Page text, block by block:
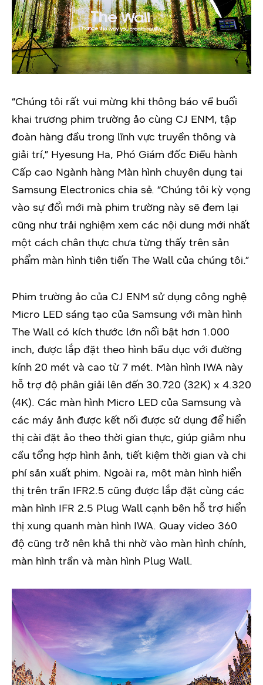
“Chúng tôi rất vui mừng khi thông báo về buổi
khai trương phim trường ảo cùng CJ ENM, tập
đoàn hàng đầu trong lĩnh vực truyền thông và
giải trí,” Hyesung Ha, Phó Giám đốc Điều hành
Cấp cao Ngành hàng Màn hình chuyên dụng tại
Samsung Electronics chia sẻ. “Chúng tôi kỳ vọng
vào sự đổi mới mà phim trường này sẽ đem lại
cũng như trải nghiệm xem các nội dung mới nhất
một cách chân thực chưa từng thấy trên sản
phẩm màn hình tiên tiến The Wall của chúng tôi.”
Phim trường ảo của CJ ENM sử dụng công nghệ
Micro LED sáng tạo của Samsung với màn hình
The Wall có kích thước lớn nổi bật hơn 1.000
inch, được lắp đặt theo hình bầu dục với đường
kính 20 mét và cao từ 7 mét. Màn hình IWA này
hỗ trợ độ phân giải lên đến 30.720 (32K) x 4.320
(4K). Các màn hình Micro LED của Samsung và
các máy ảnh được kết nối được sử dụng để hiển
thị cài đặt ảo theo thời gian thực, giúp giảm nhu
cầu tổng hợp hình ảnh, tiết kiệm thời gian và chi
phí sản xuất phim. Ngoài ra, một màn hình hiển
thị trên trần IFR2.5 cũng được lắp đặt cùng các
màn hình IFR 2.5 Plug Wall cạnh bên hỗ trợ hiển
thị xung quanh màn hình IWA. Quay video 360
độ cũng trở nên khả thi nhờ vào màn hình chính,
màn hình trần và màn hình Plug Wall.